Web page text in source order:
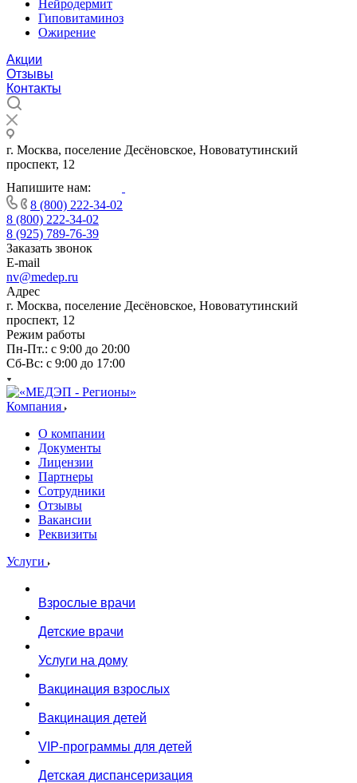
Нейродермит
Гиповитаминоз
Ожирение
Акции
Отзывы
Контакты
г. Москва, поселение Десёновское, Нововатутинский
проспект, 12
Напишите нам:
8 (800) 222-34-02
8 (800) 222-34-02
8 (925) 789-76-39
Заказать звонок
E-mail
nv@medep.ru
Адрес
г. Москва, поселение Десёновское, Нововатутинский
проспект, 12
Режим работы
Пн-Пт.: с 9:00 до 20:00
Cб-Вс: с 9:00 до 17:00
Компания
О компании
Документы
Лицензии
Партнеры
Сотрудники
Отзывы
Вакансии
Реквизиты
Услуги
Взрослые врачи
Детские врачи
Услуги на дому
Вакцинация взрослых
Вакцинация детей
VIP-программы для детей
Детская диспансеризация